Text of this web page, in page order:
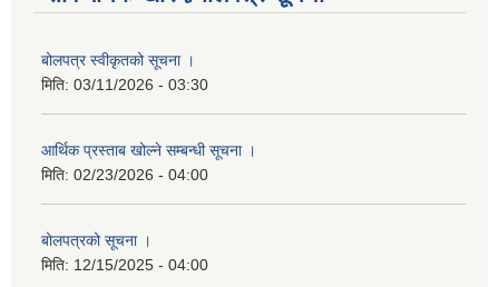
बोलपत्र स्वीकृतको सूचना ।
मिति: 03/11/2026 - 03:30
आर्थिक प्रस्ताब खोल्ने सम्बन्धी सूचना ।
मिति: 02/23/2026 - 04:00
बोलपत्रको सूचना ।
मिति: 12/15/2025 - 04:00